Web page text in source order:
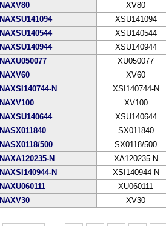
INAXV80
XV80
INAXSU141094
XSU141094
INAXSU140544
XSU140544
INAXSU140944
XSU140944
INAXU050077
XU050077
INAXV60
XV60
INAXSI140744-N
XSI140744-N
INAXV100
XV100
INAXSU140644
XSU140644
INASX011840
SX011840
INASX0118/500
SX0118/500
INAXA120235-N
XA120235-N
INAXSI140944-N
XSI140944-N
INAXU060111
XU060111
INAXV30
XV30